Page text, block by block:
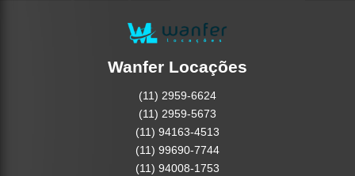
Wanfer Locações
(11) 2959-6624
(11) 2959-5673
(11) 94163-4513
(11) 99690-7744
(11) 94008-1753